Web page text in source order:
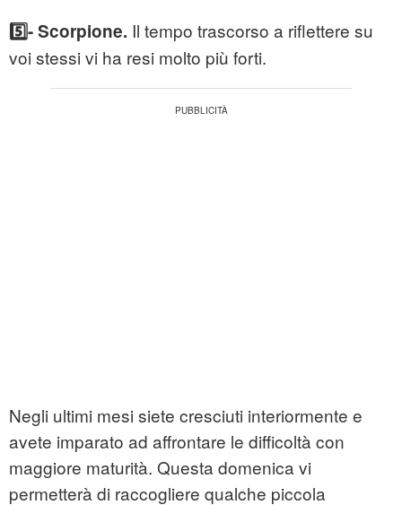
5️⃣- Scorpione. Il tempo trascorso a riflettere su
voi stessi vi ha resi molto più forti.
Negli ultimi mesi siete cresciuti interiormente e
avete imparato ad affrontare le difficoltà con
maggiore maturità. Questa domenica vi
permetterà di raccogliere qualche piccola